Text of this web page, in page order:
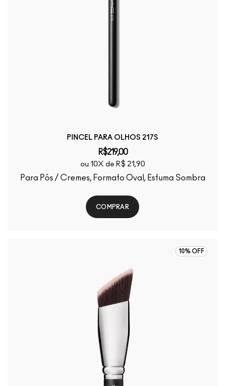
PINCEL PARA OLHOS 217S
R$219,00
ou 10X de R$ 21,90
Para Pós / Cremes, Formato Oval, Esfuma Sombra
COMPRAR
10% OFF